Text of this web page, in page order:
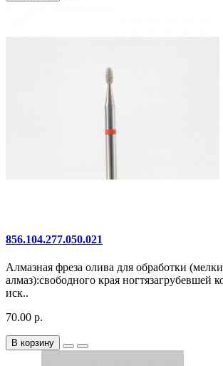
856.104.277.050.021
Алмазная фреза олива для обработки
алмаз):свободного края ногтязагрубевшей
иск..
70.00 р.
В корзину